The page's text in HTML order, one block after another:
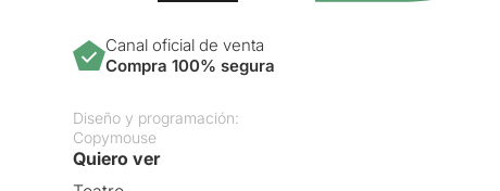
Canal oficial de venta
Compra 100% segura
Diseño y programación:
Copymouse
Quiero ver